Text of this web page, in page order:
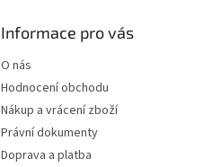
Informace pro vás
O nás
Hodnocení obchodu
Nákup a vrácení zboží
Právní dokumenty
Doprava a platba